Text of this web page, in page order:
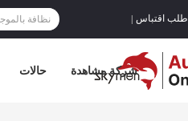
طلب اقتباس
حالات شركة مشاهدة